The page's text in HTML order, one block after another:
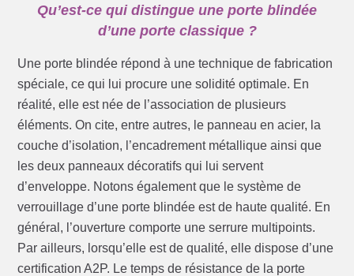
Qu’est-ce qui distingue une porte blindée
d’une porte classique ?
Une porte blindée répond à une technique de fabrication
spéciale, ce qui lui procure une solidité optimale. En
réalité, elle est née de l’association de plusieurs
éléments. On cite, entre autres, le panneau en acier, la
couche d’isolation, l’encadrement métallique ainsi que
les deux panneaux décoratifs qui lui servent
d’enveloppe. Notons également que le système de
verrouillage d’une porte blindée est de haute qualité. En
général, l’ouverture comporte une serrure multipoints.
Par ailleurs, lorsqu’elle est de qualité, elle dispose d’une
certification A2P. Le temps de résistance de la porte